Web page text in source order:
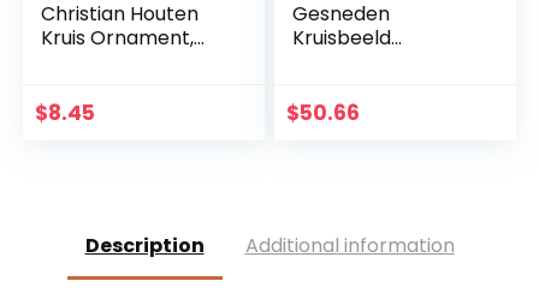
Christian Houten
Kruis Ornament,
Wanddecoratie
$8.45
Gesneden
Kruisbeeld
Hars Materiaal
$50.66
Description Additional information